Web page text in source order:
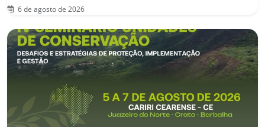
6 de agosto de 2026